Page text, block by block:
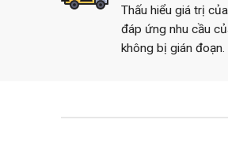
Thấu hiểu giá trị
đáp ứng nhu cầu
không bị gián đoạn.